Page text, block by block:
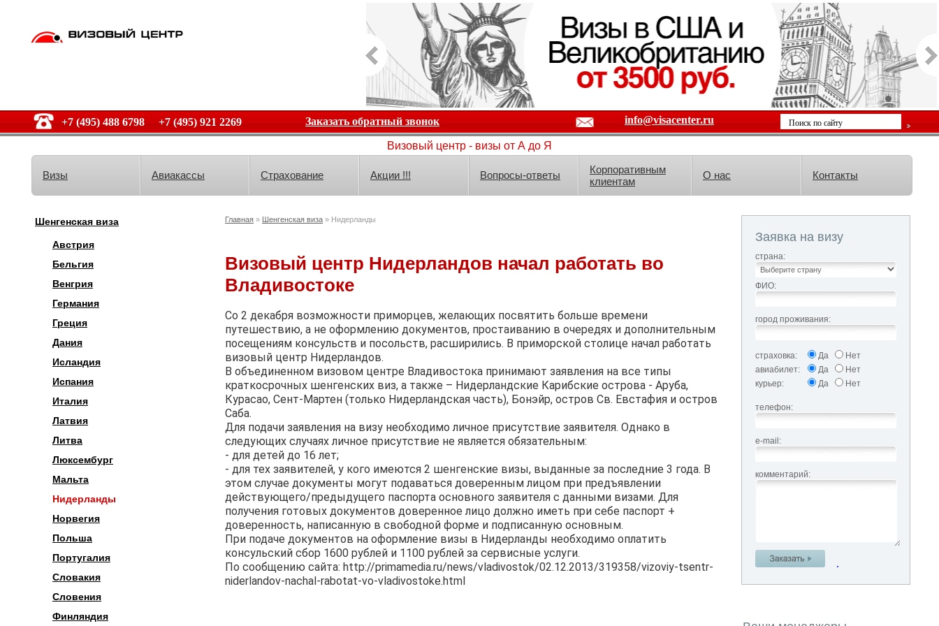
+7 (495) 488 6798 +7 (495) 921 2269 Заказать обратный звонок info@visacenter.ru
Визовый центр - визы от А до Я
Визы Авиакассы Страхование Акции !!! Вопросы-ответы
Корпоративным
клиентам
О нас Контакты
Шенгенская виза
Австрия
Бельгия
Венгрия
Германия
Греция
Дания
Исландия
Испания
Италия
Латвия
Литва
Люксембург
Мальта
Нидерланды
Норвегия
Польша
Португалия
Словакия
Словения
Финляндия
Главная » Шенгенская виза » Нидерланды
Визовый центр Нидерландов начал работать во
Владивостоке
Со 2 декабря возможности приморцев, желающих посвятить больше времени
путешествию, а не оформлению документов, простаиванию в очередях и дополнительным
посещениям консульств и посольств, расширились. В приморской столице начал работать
визовый центр Нидерландов.
В объединенном визовом центре Владивостока принимают заявления на все типы
краткосрочных шенгенских виз, а также – Нидерландские Карибские острова - Аруба,
Курасао, Сент-Мартен (только Нидерландская часть), Бонэйр, остров Св. Евстафия и остров
Саба.
Для подачи заявления на визу необходимо личное присутствие заявителя. Однако в
следующих случаях личное присутствие не является обязательным:
- для детей до 16 лет;
- для тех заявителей, у кого имеются 2 шенгенские визы, выданные за последние 3 года. В
этом случае документы могут подаваться доверенным лицом при предъявлении
действующего/предыдущего паспорта основного заявителя с данными визами. Для
получения готовых документов доверенное лицо должно иметь при себе паспорт +
доверенность, написанную в свободной форме и подписанную основным.
При подаче документов на оформление визы в Нидерланды необходимо оплатить
консульский сбор 1600 рублей и 1100 рублей за сервисные услуги.
По сообщению сайта: http://primamedia.ru/news/vladivostok/02.12.2013/319358/vizoviy-tsentr-
niderlandov-nachal-rabotat-vo-vladivostoke.html
Заявка на визу
страна:
ФИО:
город проживания:
страховка: Да
Нет
авиабилет:
Да
Нет
курьер:
Да Нет
телефон:
e-mail:
комментарий:
.